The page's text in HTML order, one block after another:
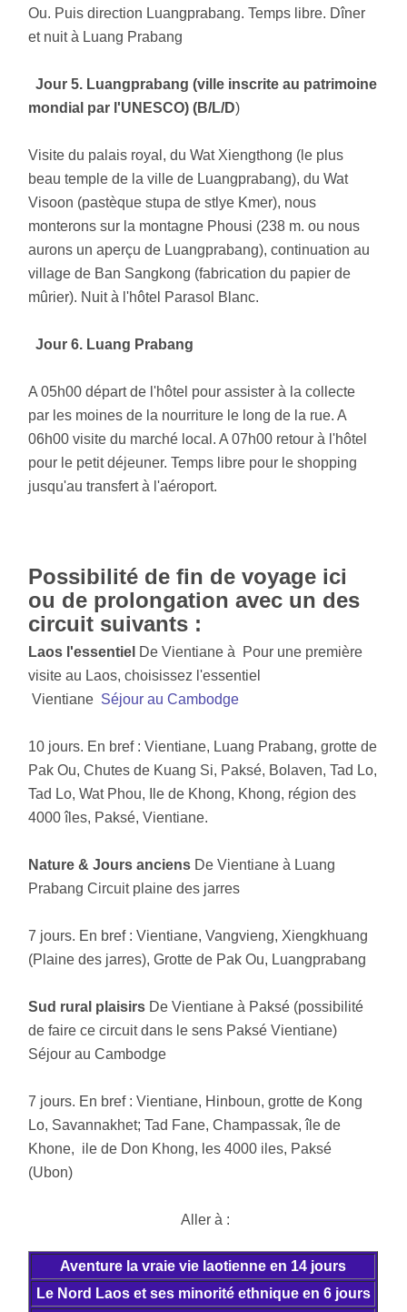
Ou. Puis direction Luangprabang. Temps libre. Dîner
et nuit à Luang Prabang
Jour 5. Luangprabang (ville inscrite au patrimoine
mondial par l'UNESCO) (B/L/D)
Visite du palais royal, du Wat Xiengthong (le plus
beau temple de la ville de Luangprabang), du Wat
Visoon (pastèque stupa de stlye Kmer), nous
monterons sur la montagne Phousi (238 m. ou nous
aurons un aperçu de Luangprabang), continuation au
village de Ban Sangkong (fabrication du papier de
mûrier). Nuit à l'hôtel Parasol Blanc.
Jour 6. Luang Prabang
A 05h00 départ de l'hôtel pour assister à la collecte
par les moines de la nourriture le long de la rue. A
06h00 visite du marché local. A 07h00 retour à l'hôtel
pour le petit déjeuner. Temps libre pour le shopping
jusqu'au transfert à l'aéroport.
Possibilité de fin de voyage ici
ou de prolongation avec un des
circuit suivants :
Laos l'essentiel De Vientiane à Pour une première
visite au Laos, choisissez l'essentiel
Vientiane Séjour au Cambodge
10 jours. En bref : Vientiane, Luang Prabang, grotte de
Pak Ou, Chutes de Kuang Si, Paksé, Bolaven, Tad Lo,
Tad Lo, Wat Phou, Ile de Khong, Khong, région des
4000 îles, Paksé, Vientiane.
Nature & Jours anciens De Vientiane à Luang
Prabang Circuit plaine des jarres
7 jours. En bref : Vientiane, Vangvieng, Xiengkhuang
(Plaine des jarres), Grotte de Pak Ou, Luangprabang
Sud rural plaisirs De Vientiane à Paksé (possibilité
de faire ce circuit dans le sens Paksé Vientiane)
Séjour au Cambodge
7 jours. En bref : Vientiane, Hinboun, grotte de Kong
Lo, Savannakhet; Tad Fane, Champassak, île de
Khone, ile de Don Khong, les 4000 iles, Paksé
(Ubon)
Aller à :
Aventure la vraie vie laotienne en 14 jours
Le Nord Laos et ses minorité ethnique en 6 jours